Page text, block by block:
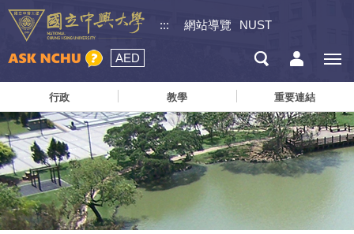
::: 網站導覽 NUST
AED
行政 教學 重要連結